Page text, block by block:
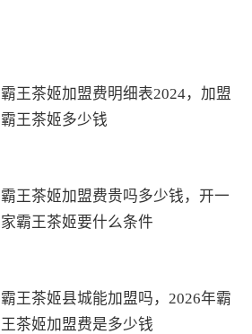
霸王茶姬加盟费明细表2024，加盟
霸王茶姬多少钱
霸王茶姬加盟费贵吗多少钱，开一
家霸王茶姬要什么条件
霸王茶姬县城能加盟吗，2026年霸
王茶姬加盟费是多少钱